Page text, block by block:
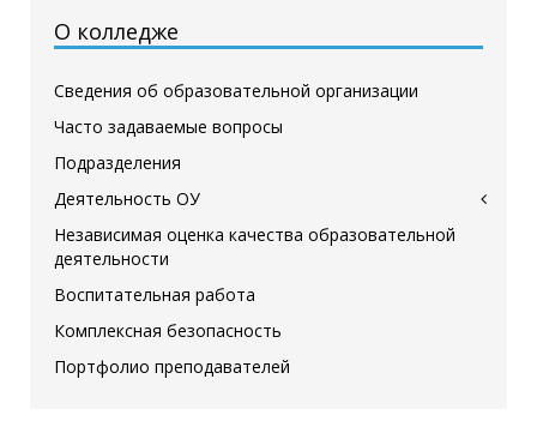
О колледже
Сведения об образовательной организации
Часто задаваемые вопросы
Подразделения
Деятельность ОУ
Независимая оценка качества образовательной
деятельности
Воспитательная работа
Комплексная безопасность
Портфолио преподавателей